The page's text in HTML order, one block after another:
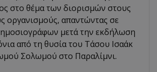
στο θέμα των διορισμών στους
οργανισμούς, απαντώντας σε
μετά την εκδήλωση
από τη θυσία του Τάσου Ισαάκ
Σολωμού στο Παραλίμνι.